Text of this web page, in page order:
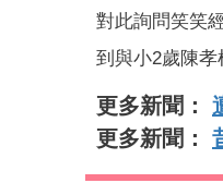
對此詢問笑笑
到與小2歲陳
更多新聞：
更多新聞：